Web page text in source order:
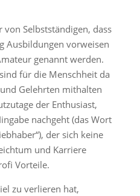
Selbstständigen, dass
Ausbildungen vorweisen
genannt werden.
für die Menschheit da
Gelehrten mithalten
der Enthusiast,
nachgeht (das Wort
der sich keine
und Karriere
Vorteile.
zu verlieren hat,